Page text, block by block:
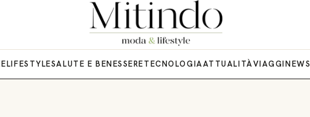
LIFESTYLESALUTE E BENESSERETECNOLOGIAATTUALITÀVIAGGINEWS